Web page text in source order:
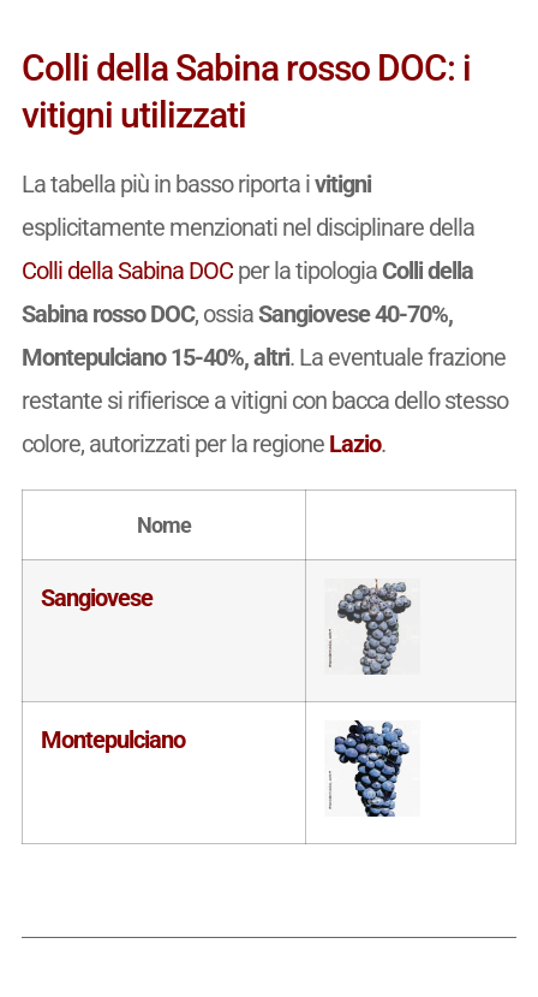
Colli della Sabina rosso DOC: i
vitigni utilizzati
La tabella più in basso riporta ivitigni
esplicitamente menzionati nel disciplinare della
Colli della Sabina DOCper la tipologia Colli della
Sabina rosso DOC, ossiaSangiovese 40-70%,
Montepulciano 15-40%, altri. La eventuale frazione
restante si rifierisce a vitigni con bacca dello stesso
colore, autorizzati per la regione Lazio.
Nome
Sangiovese
Montepulciano